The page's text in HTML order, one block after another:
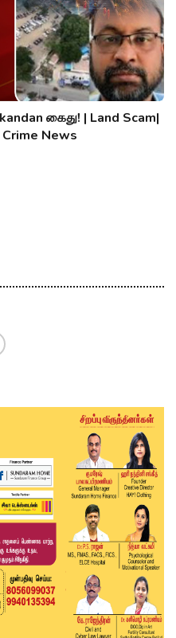
கைது! | Land Scam|
Crime News